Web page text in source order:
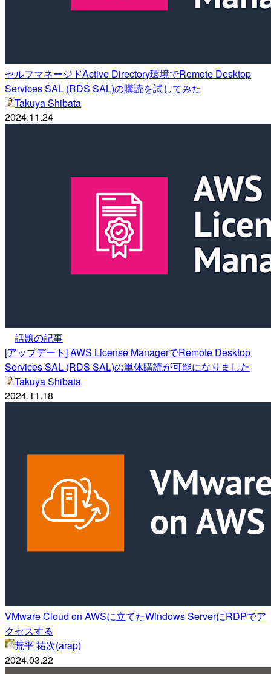
セルフマネージドActive Directory環境でRemote Desktop
Services SAL (RDS SAL)の購読を試してみた
Takuya Shibata
2024.11.24
話題の記事
[アップデート] AWS License ManagerでRemote Desktop
Services SAL (RDS SAL)の単体購読が可能になりました
Takuya Shibata
2024.11.18
VMware Cloud on AWSに立てたWindows ServerにRDPでア
クセスする
荒平 祐次(arap)
2024.03.22